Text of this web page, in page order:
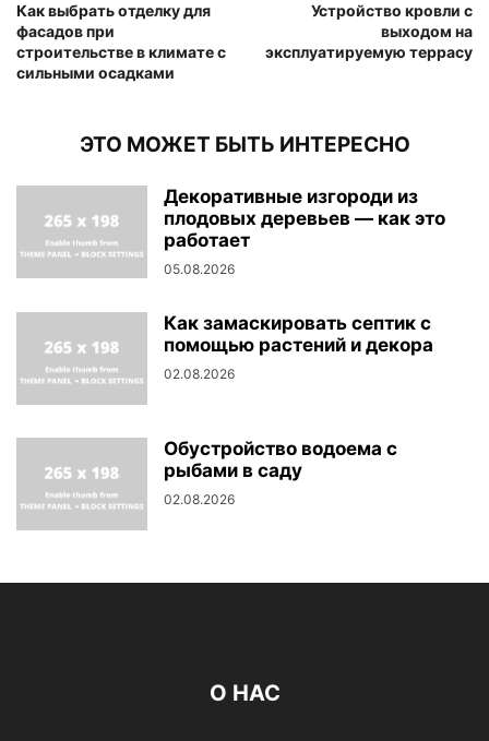
Как выбрать отделку для
фасадов при
строительстве в климате с
сильными осадками
Устройство кровли с
выходом на
эксплуатируемую террасу
ЭТО МОЖЕТ БЫТЬ ИНТЕРЕСНО
Декоративные изгороди из
плодовых деревьев — как это
работает
05.08.2026
Как замаскировать септик с
помощью растений и декора
02.08.2026
Обустройство водоема с
рыбами в саду
02.08.2026
О НАС